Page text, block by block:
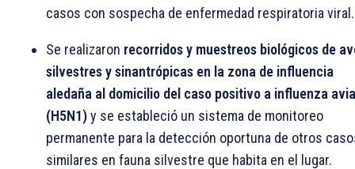
casos con sospecha de enfermedad respiratoria viral.
Se realizaron recorridos y muestreos biológicos de
silvestres y sinantrópicas en la zona de influencia
aledaña al domicilio del caso positivo a influenza
(H5N1)y se estableció un sistema de monitoreo
permanente para la detección oportuna de otros
similares en fauna silvestre que habita en el lugar.